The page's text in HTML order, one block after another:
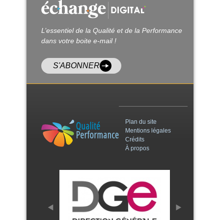
L’essentiel de la Qualité et de la Performance
dans votre boite e-mail !
S'ABONNER
Plan du site
Mentions légales
Crédits
À propos